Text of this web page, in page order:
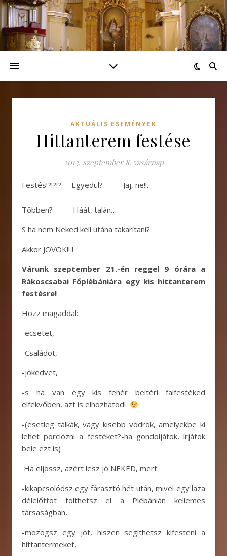
AKTUÁLIS ESEMÉNYEK
Hittanterem festése
2013. szeptember 8. vasárnap
Festés!?!?!? Egyedül? Jaj, ne!!..
Többen? Háát, talán…
S ha nem Neked kell utána takarítani?
Akkor JÖVÖK!! !
Várunk szeptember 21.-én reggel 9 órára a
Rákoscsabai Főplébániára egy kis hittanterem
festésre!
Hozz magaddal:
-ecsetet,
-Családot,
-jókedvet,
-s ha van egy kis fehér beltéri falfestéked
elfekvőben, azt is elhozhatod!
-(esetleg tálkák, vagy kisebb vödrök, amelyekbe ki
lehet porciózni a festéket?-ha gondoljátok, írjátok
bele ezt is)
Ha eljössz, azért lesz jó NEKED, mert:
-kikapcsolódsz egy fárasztó hét után, mivel egy laza
délelőttöt tölthetsz el a Plébánián kellemes
társaságban,
-mozogsz egy jót, hiszen segíthetsz kifesteni a
hittantermeket,